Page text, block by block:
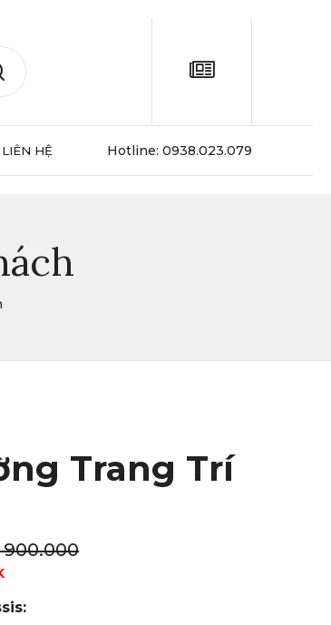
LIÊN HỆ Hotline: 0938.023.079
Trang Trí
900.000